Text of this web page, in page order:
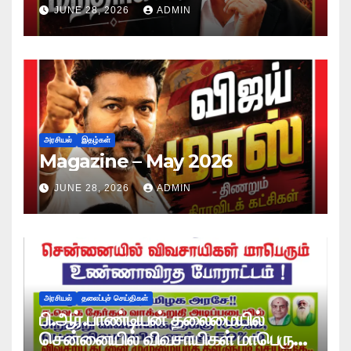
JUNE 28, 2026 ADMIN
அரசியல் இதழ்கள்
Magazine – May 2026
JUNE 28, 2026 ADMIN
அரசியல் தலைப்புச் செய்திகள்
பி.ஆர்.பாண்டியன் தலைமையில்
சென்னையில் விவசாயிகள் மாபெரும்